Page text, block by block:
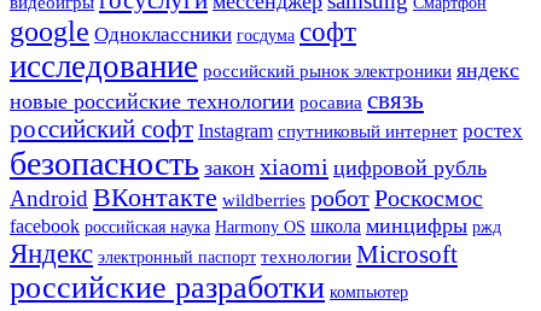
google Одноклассники госдума софт
исследование российский рынок электроники яндекс
новые российские технологии росавиа связь
российский софт Instagram спутниковый интернет ростех
безопасность закон xiaomi цифровой рубль
Android ВКонтакте wildberries роботРоскосмос
facebook российская наука Harmony OS школа минцифры ржд
Яндекс электронный паспорт технологии Microsoft
российские разработки компьютер